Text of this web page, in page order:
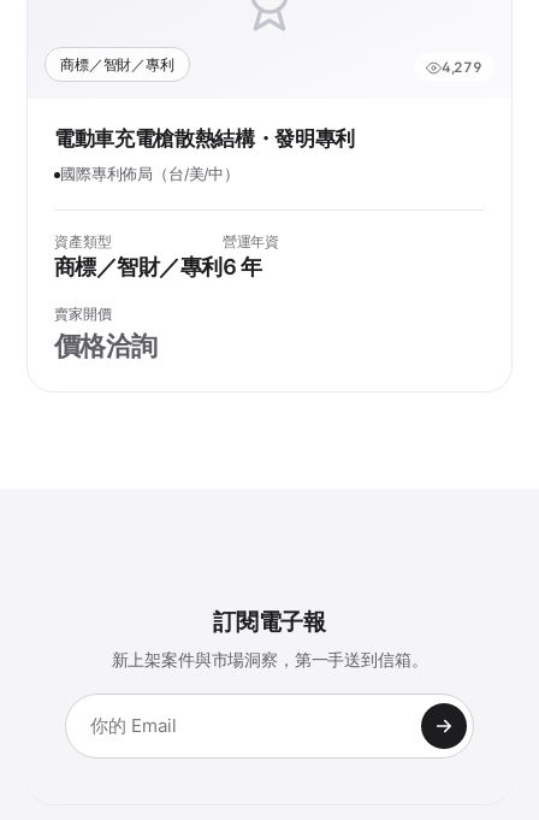
商標／智財／專利 4,279
電動車充電槍散熱結構・發明專利
國際專利佈局（台/美/中）
資產類型
商標／智財／專利
營運年資
6 年
賣家開價
價格洽詢
訂閱電子報
新上架案件與市場洞察，第一手送到信箱。